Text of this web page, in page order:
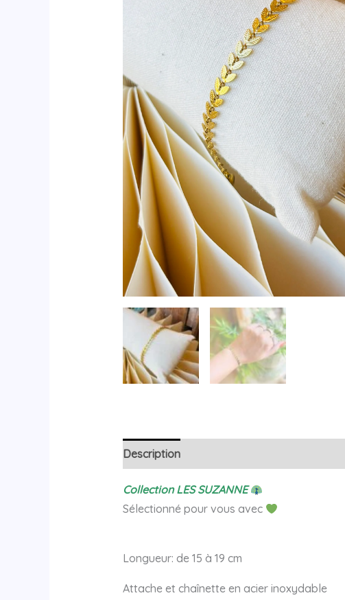
Description
Collection LES SUZANNE
Sélectionné pour vous avec
Longueur: de 15 à 19 cm
Attache et chaînette en acier inoxydable